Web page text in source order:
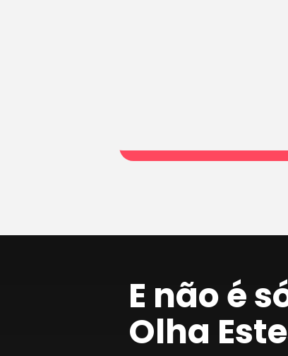
E não é
Olha